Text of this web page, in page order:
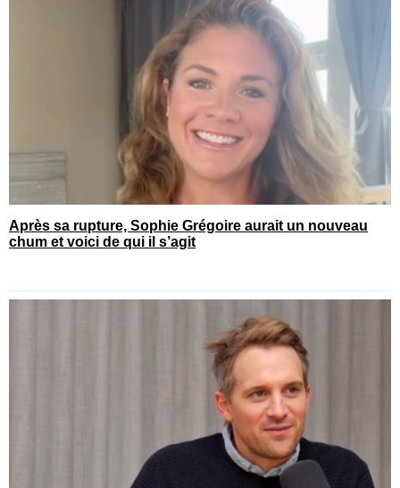
Après sa rupture, Sophie Grégoire aurait un nouveau
chum et voici de qui il s’agit